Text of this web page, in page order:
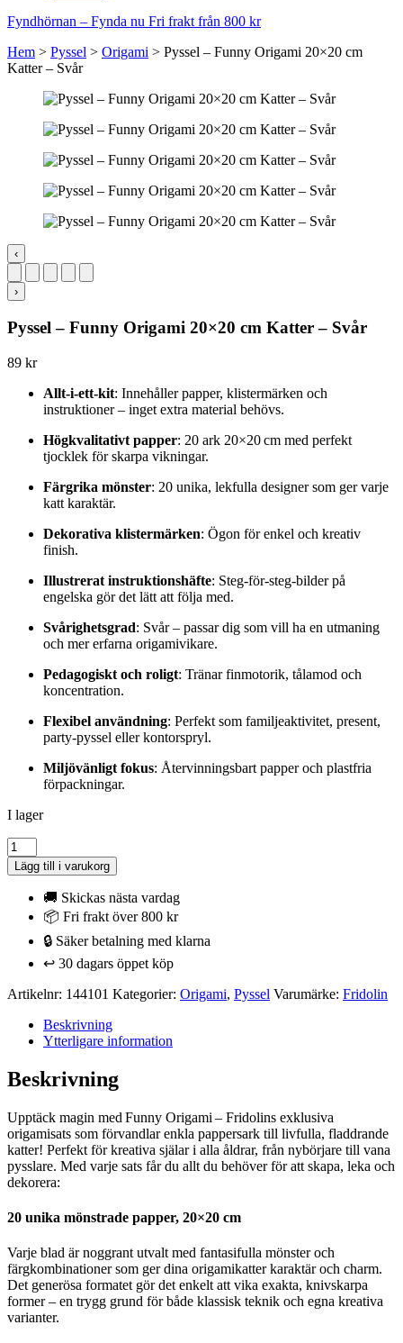
Fyndhörnan – Fynda nu Fri frakt från 800 kr
Hem > Pyssel > Origami > Pyssel – Funny Origami 20×20 cm
Katter – Svår
‹
›
Pyssel – Funny Origami 20×20 cm Katter – Svår
89 kr
Allt-i-ett-kit: Innehåller papper, klistermärken och
instruktioner – inget extra material behövs.
Högkvalitativt papper: 20 ark 20×20 cm med perfekt
tjocklek för skarpa vikningar.
Färgrika mönster: 20 unika, lekfulla design­er som ger varje
katt karaktär.
Dekorativa klistermärken: Ögon för enkel och kreativ
finish.
Illustrerat instruktionshäfte: Steg-för-steg-bilder på
engelska gör det lätt att följa med.
Svårighetsgrad: Svår – passar dig som vill ha en utmaning
och mer erfarna origamivikare.
Pedagogiskt och roligt: Tränar finmotorik, tålamod och
koncentration.
Flexibel användning: Perfekt som familjeaktivitet, present,
party-pyssel eller kontorspryl.
Miljövänligt fokus: Återvinningsbart papper och plastfria
förpackningar.
I lager
Pyssel
-
Funny
Origami
Katter
mängd
Lägg till i varukorg
🚚 Skickas nästa vardag
📦 Fri frakt över 800 kr
🔒 Säker betalning med klarna
↩️ 30 dagars öppet köp
Artikelnr: 144101 Kategorier: Origami, Pyssel Varumärke: Fridolin
Beskrivning
Ytterligare information
Beskrivning
Upptäck magin med Funny Origami – Fridolins exklusiva
origamisats som förvandlar enkla pappersark till livfulla, fladdrande
katter! Perfekt för kreativa själar i alla åldrar, från nybörjare till vana
pysslare. Med varje sats får du allt du behöver för att skapa, leka och
dekorera:
20 unika mönstrade papper, 20×20 cm
Varje blad är noggrant utvalt med fantasifulla mönster och
färgkombinationer som ger dina origamikatter karaktär och charm.
Det generösa formatet gör det enkelt att vika exakta, knivskarpa
former – en trygg grund för både klassisk teknik och egna kreativa
varianter.